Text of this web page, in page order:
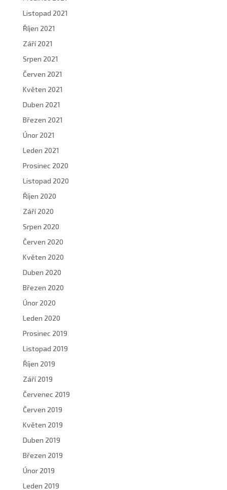
Listopad 2021
Říjen 2021
Září 2021
Srpen 2021
Červen 2021
Květen 2021
Duben 2021
Březen 2021
Únor 2021
Leden 2021
Prosinec 2020
Listopad 2020
Říjen 2020
Září 2020
Srpen 2020
Červen 2020
Květen 2020
Duben 2020
Březen 2020
Únor 2020
Leden 2020
Prosinec 2019
Listopad 2019
Říjen 2019
Září 2019
Červenec 2019
Červen 2019
Květen 2019
Duben 2019
Březen 2019
Únor 2019
Leden 2019